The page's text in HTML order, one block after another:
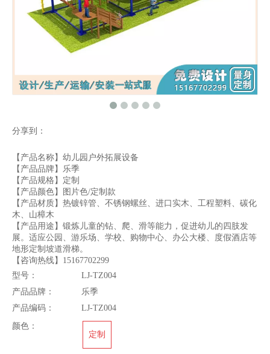
分享到：
【产品名称】幼儿园户外拓展设备
【产品品牌】乐季
【产品规格】定制
【产品颜色】图片色/定制款
【产品材质】热镀锌管、不锈钢螺丝、进口实木、工程塑料、碳化
木、山樟木
【产品用途】锻炼儿童的钻、爬、滑等能力，促进幼儿的四肢发
展。适应公园、游乐场、学校、购物中心、办公大楼、度假酒店等
地形定制坡道滑梯。
【咨询热线】15167702299
型号：
LJ-TZ004
产品品牌：
乐季
产品编码：
LJ-TZ004
颜色：
定制